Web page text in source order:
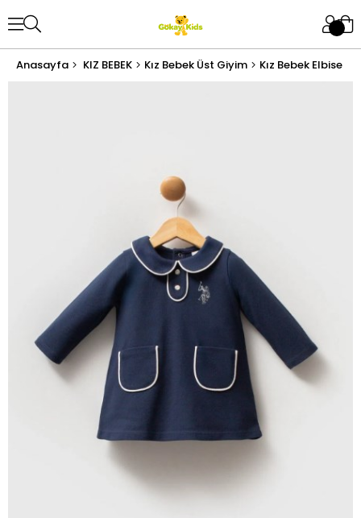
Anasayfa KIZ BEBEK Kız Bebek Üst Giyim Kız Bebek Elbise